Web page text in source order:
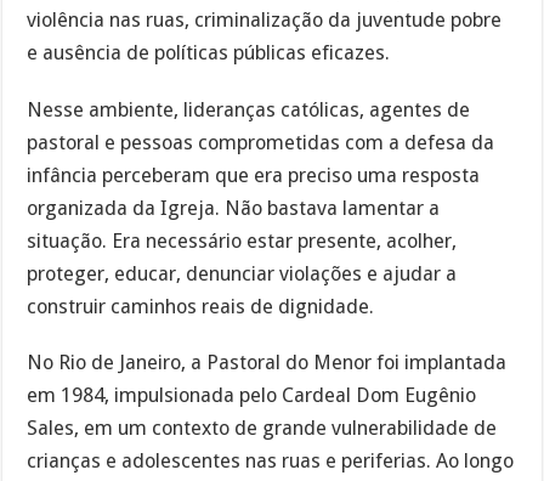
violência nas ruas, criminalização da juventude pobre
e ausência de políticas públicas eficazes.
Nesse ambiente, lideranças católicas, agentes de
pastoral e pessoas comprometidas com a defesa da
infância perceberam que era preciso uma resposta
organizada da Igreja. Não bastava lamentar a
situação. Era necessário estar presente, acolher,
proteger, educar, denunciar violações e ajudar a
construir caminhos reais de dignidade.
No Rio de Janeiro, a Pastoral do Menor foi implantada
em 1984, impulsionada pelo Cardeal Dom Eugênio
Sales, em um contexto de grande vulnerabilidade de
crianças e adolescentes nas ruas e periferias. Ao longo